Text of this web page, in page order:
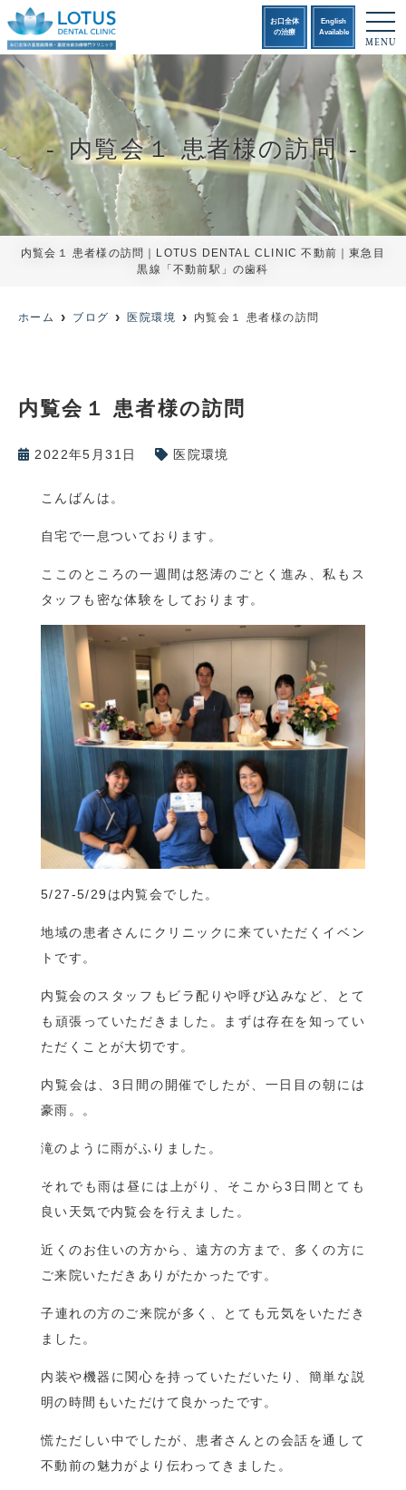
内覧会１ 患者様の訪問
内覧会１ 患者様の訪問｜LOTUS DENTAL CLINIC 不動前｜東急目
黒線「不動前駅」の歯科
お口全体
の治療
English
Available
t
o
g
g
l
e
a
t
o
n
MENU
ホーム ブログ 医院環境 内覧会１ 患者様の訪問
内覧会１ 患者様の訪問
2022年5月31日 医院環境
こんばんは。
自宅で一息ついております。
ここのところの一週間は怒涛のごとく進み、私もス
タッフも密な体験をしております。
5/27-5/29は内覧会でした。
地域の患者さんにクリニックに来ていただくイベン
トです。
内覧会のスタッフもビラ配りや呼び込みなど、とて
も頑張っていただきました。まずは存在を知ってい
ただくことが大切です。
内覧会は、3日間の開催でしたが、一日目の朝には
豪雨。。
滝のように雨がふりました。
それでも雨は昼には上がり、そこから3日間とても
良い天気で内覧会を行えました。
近くのお住いの方から、遠方の方まで、多くの方に
ご来院いただきありがたかったです。
子連れの方のご来院が多く、とても元気をいただき
ました。
内装や機器に関心を持っていただいたり、簡単な説
明の時間もいただけて良かったです。
慌ただしい中でしたが、患者さんとの会話を通して
不動前の魅力がより伝わってきました。